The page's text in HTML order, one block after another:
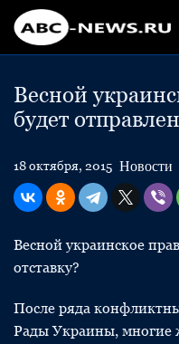
Весной
будет
18 октября, 2015 Новости
Весной украинское
отставку?
После ряда
Рады Украины, многие